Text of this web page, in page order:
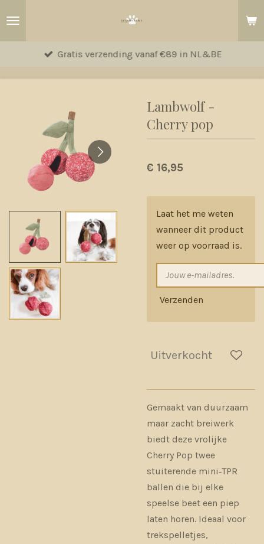
hoofdinhoud
Gratis verzending vanaf €89 in NL&BE
Lambwolf -
Cherry pop
€ 16,95
Laat het me weten
wanneer dit product
weer op voorraad is.
Verzenden
Uitverkocht
Gemaakt van duurzaam
maar zacht breiwerk
biedt deze vrolijke
Cherry Pop twee
stuiterende mini‑TPR
ballen die bij elke
speelse beet een piep
laten horen. Ideaal voor
trekspelletjes,